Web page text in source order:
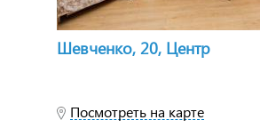
Шевченко, 20, Центр
Посмотреть на карте